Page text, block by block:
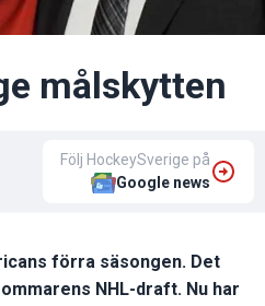
målskytten
Följ HockeySverige på
Google news
förra säsongen. Det
NHL-draft. Nu har